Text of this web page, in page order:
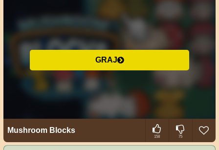
GRAJ
Mushroom Blocks
158 75